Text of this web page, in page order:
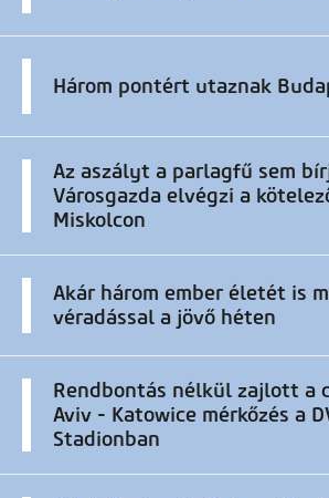
Három pontért utaznak
Az aszályt a parlagfű sem
Városgazda elvégzi a
Miskolcon
Akár három ember életét is
véradással a jövő héten
Rendbontás nélkül zajlott a
Aviv - Katowice mérkőzés a
Stadionban